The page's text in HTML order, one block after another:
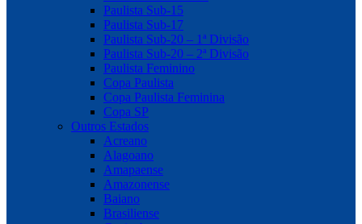
Paulista Sub-15
Paulista Sub-17
Paulista Sub-20 – 1ª Divisão
Paulista Sub-20 – 2ª Divisão
Paulista Feminino
Copa Paulista
Copa Paulista Feminina
Copa SP
Outros Estados
Acreano
Alagoano
Amapaense
Amazonense
Baiano
Brasiliense